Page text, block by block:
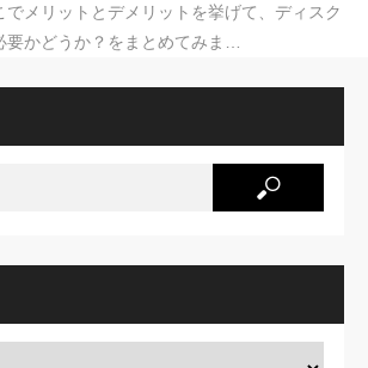
でメリットとデメリットを挙げて、ディスク
要かどうか？をまとめてみま…